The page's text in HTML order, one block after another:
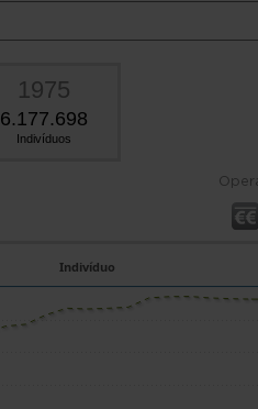
1975
6.177.698
Indivíduos
Indivíduo